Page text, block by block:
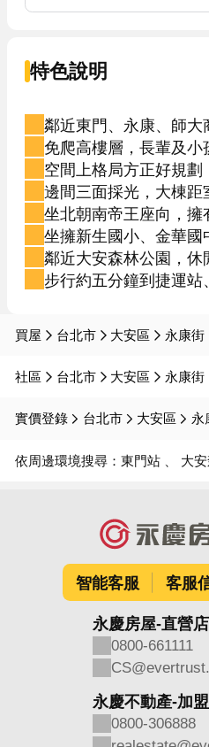
特色說明
鄰近東門、永康、師
免爬高樓層，長輩及小
空間上格局方正好規劃
邊間三面採光，大棟
坐北朝南帝王座向，擁
坐擁新生國小、金華國
鄰近大安森林公園，
步行約五分鐘到捷運站
買屋 台北市 大安區 永康街
社區 台北市 大安區 永康街
實價登錄 台北市 大安區 永
依周邊環境搜尋： 東門站 大
智能客服 客服
永慶房屋-直營
0800-661111
永慶不動產-加
0800-306888